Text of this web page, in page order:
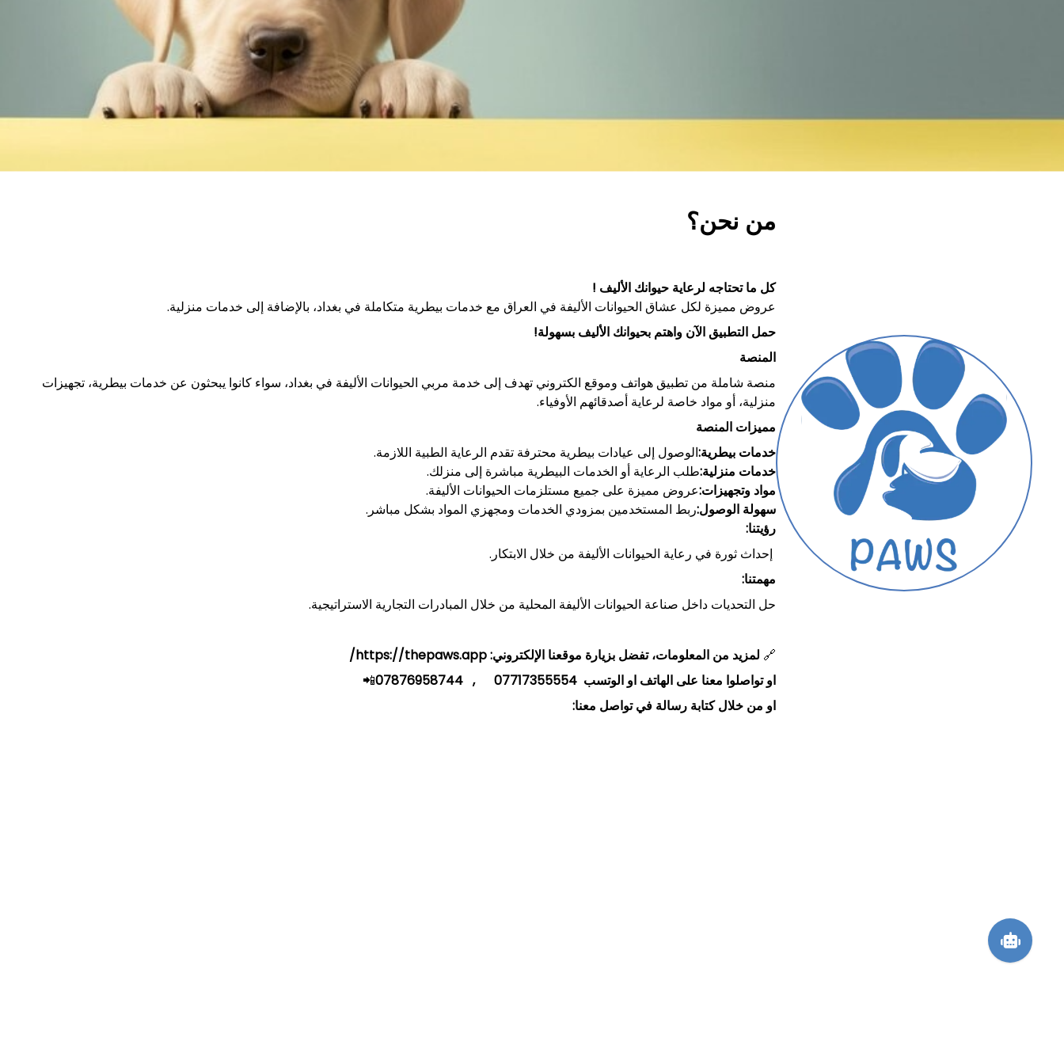
من نحن؟
كل ما تحتاجه لرعاية حيوانك الأليف !
عروض مميزة لكل عشاق الحيوانات الأليفة في العراق مع خدمات بيطرية متكاملة في بغداد، بالإضافة إلى خدمات منزلية.
حمل التطبيق الآن واهتم بحيوانك الأليف بسهولة!
المنصة
منصة شاملة من تطبيق هواتف وموقع الكتروني تهدف إلى خدمة مربي الحيوانات الأليفة في بغداد، سواء كانوا يبحثون عن خدمات بيطرية، تجهيزات
منزلية، أو مواد خاصة لرعاية أصدقائهم الأوفياء.
مميزات المنصة
خدمات بيطرية:الوصول إلى عيادات بيطرية محترفة تقدم الرعاية الطبية اللازمة.
خدمات منزلية:طلب الرعاية أو الخدمات البيطرية مباشرة إلى منزلك.
مواد وتجهيزات:عروض مميزة على جميع مستلزمات الحيوانات الأليفة.
سهولة الوصول:ربط المستخدمين بمزودي الخدمات ومجهزي المواد بشكل مباشر.
رؤيتنا:
إحداث ثورة في رعاية الحيوانات الأليفة من خلال الابتكار.
مهمتنا:
حل التحديات داخل صناعة الحيوانات الأليفة المحلية من خلال المبادرات التجارية الاستراتيجية.
🔗 لمزيد من المعلومات، تفضل بزيارة موقعنا الإلكتروني:https://thepaws.app/
او تواصلوا معنا على الهاتف او الوتسب 07717355554 , 07876958744
📲
او من خلال كتابة رسالة في تواصل معنا: